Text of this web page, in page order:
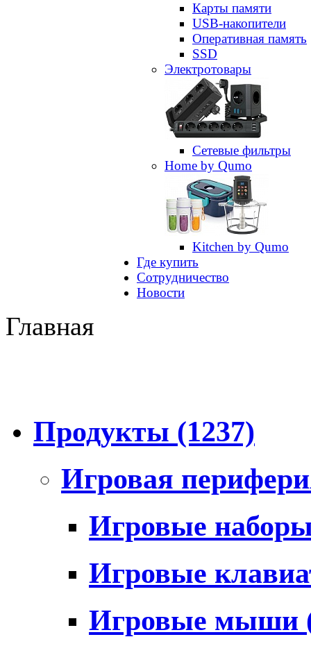
Карты памяти
USB-накопители
Оперативная память
SSD
Электротовары
Сетевые фильтры
Home by Qumo
Kitchen by Qumo
Где купить
Сотрудничество
Новости
Главная
Продукты (1237)
Игровая
Игровые
Игровые
Игровые мыши